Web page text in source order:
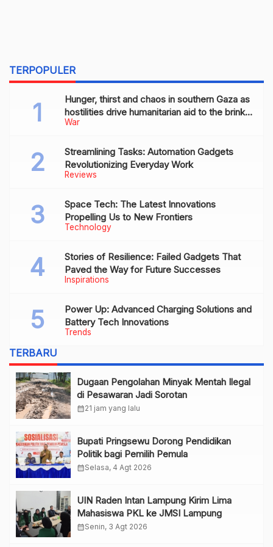
TERPOPULER
War
Hunger, thirst and chaos in southern Gaza as
hostilities drive humanitarian aid to the brink
of collapse
Reviews
Streamlining Tasks: Automation Gadgets
Revolutionizing Everyday Work
Technology
Space Tech: The Latest Innovations
Propelling Us to New Frontiers
Inspirations
Stories of Resilience: Failed Gadgets That
Paved the Way for Future Successes
Trends
Power Up: Advanced Charging Solutions and
Battery Tech Innovations
TERBARU
Dugaan Pengolahan Minyak Mentah Ilegal
di Pesawaran Jadi Sorotan
calendar_month21 jam yang lalu
Bupati Pringsewu Dorong Pendidikan
Politik bagi Pemilih Pemula
calendar_monthSelasa, 4 Agt 2026
UIN Raden Intan Lampung Kirim Lima
Mahasiswa PKL ke JMSI Lampung
calendar_monthSenin, 3 Agt 2026